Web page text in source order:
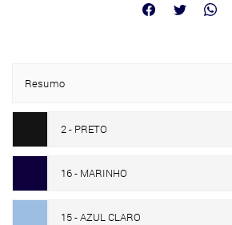
Resumo
2 - PRETO
16 - MARINHO
15 - AZUL CLARO